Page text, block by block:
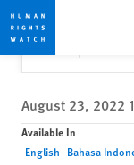
Skip
to
cookie
privacy
notice
Skip
to
main
content
Would you
Yes
✕
August 23, 2022
Available In
English Bahasa